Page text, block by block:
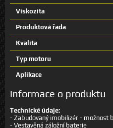
Viskozita
Produktová řada
Kvalita
Typ motoru
Aplikace
Informace o produktu
Technické údaje:
- Zabudovaný imobilizér - možnost
- Vestavěná záložní baterie